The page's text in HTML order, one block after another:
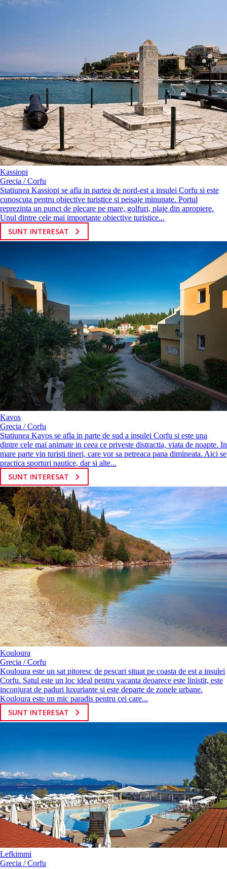
Kassiopi
Grecia / Corfu
Statiunea Kassiopi se afla in partea de nord-est a insulei Corfu si este
cunoscuta pentru obiective turistice si peisaje minunate. Portul
reprezinta un punct de plecare pe mare, golfuri, plaje din apropiere.
Unul dintre cele mai importante obiective turistice...
SUNT INTERESAT
Kavos
Grecia / Corfu
Statiunea Kavos se afla in parte de sud a insulei Corfu si este una
dintre cele mai animate in ceea ce priveste distractia, viata de noapte. In
mare parte vin turisti tineri, care vor sa petreaca pana dimineata. Aici se
practica sporturi nautice, dar si alte...
SUNT INTERESAT
Kouloura
Grecia / Corfu
Kouloura este un sat pitoresc de pescari situat pe coasta de est a insulei
Corfu. Satul este un loc ideal pentru vacanta deoarece este linistit, este
inconjurat de paduri luxuriante si este departe de zonele urbane.
Kouloura este un mic paradis pentru cei care...
SUNT INTERESAT
Lefkimmi
Grecia / Corfu